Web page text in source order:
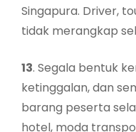
Singapura. Driver,
tidak merangkap
13. Segala bentuk
ketinggalan, dan
barang peserta
hotel, moda